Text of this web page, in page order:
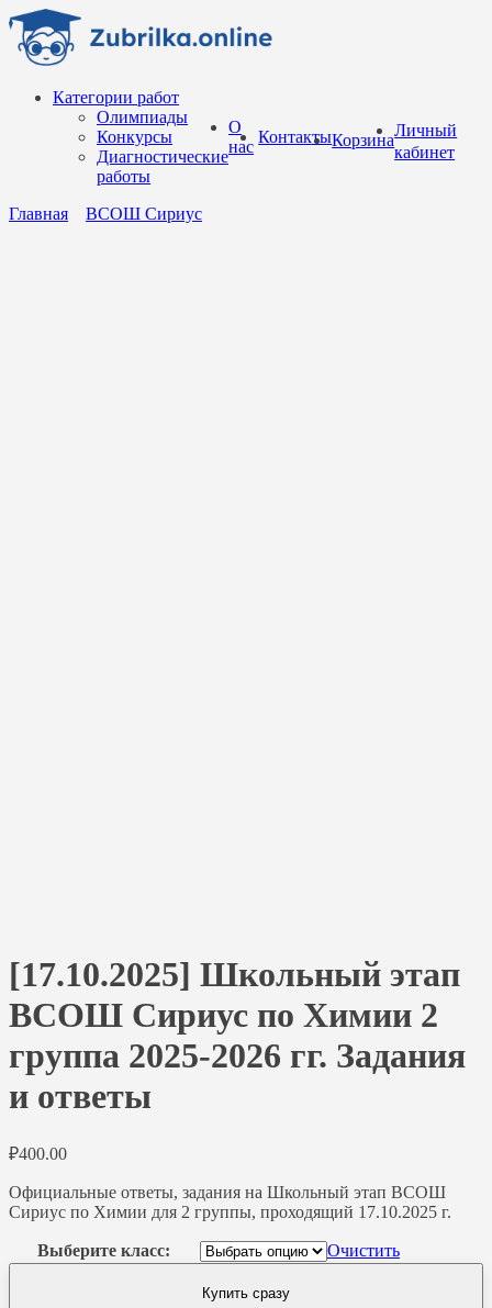
Перейти
содержанию
Категории работ
Олимпиады
Конкурсы
Диагностические
работы
О
нас
КонтактыКорзина
Личный
кабинет
Главная ВСОШ Сириус
[17.10.2025] Школьный этап
ВСОШ Сириус по Химии 2
группа 2025-2026 гг. Задания
и ответы
₽400.00
Официальные ответы, задания на Школьный этап ВСОШ
Сириус по Химии для 2 группы, проходящий 17.10.2025 г.
Выберите класс: Очистить
Купить сразу